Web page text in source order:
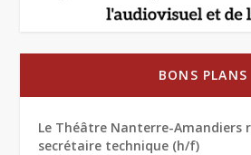
BONS PLANS
Le Théâtre Nanterre-Amandiers
secrétaire technique (h/f)